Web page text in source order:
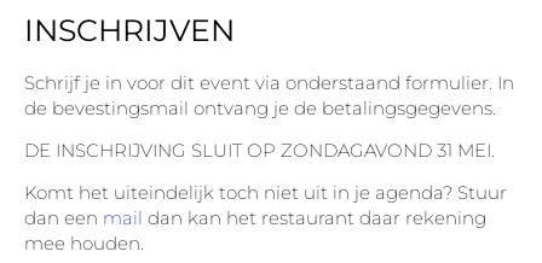
INSCHRIJVEN
Schrijf je in voor dit event via onderstaand formulier. In
de bevestingsmail ontvang je de betalingsgegevens.
DE INSCHRIJVING SLUIT OP ZONDAGAVOND 31 MEI.
Komt het uiteindelijk toch niet uit in je agenda? Stuur
dan een mail dan kan het restaurant daar rekening
mee houden.